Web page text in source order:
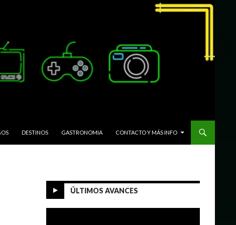
DESTINOS GASTRONOMIA CONTACTO Y MÁS INFO
ÚLTIMOS AVANCES